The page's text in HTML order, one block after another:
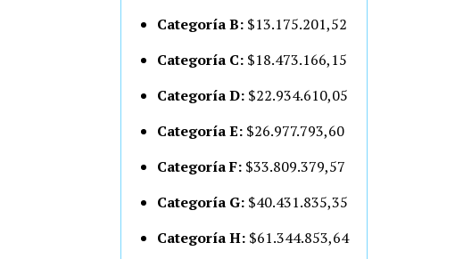
Categoría B:$13.175.201,52
Categoría C:$18.473.166,15
Categoría D:$22.934.610,05
Categoría E:$26.977.793,60
Categoría F:$33.809.379,57
Categoría G:$40.431.835,35
Categoría H:$61.344.853,64